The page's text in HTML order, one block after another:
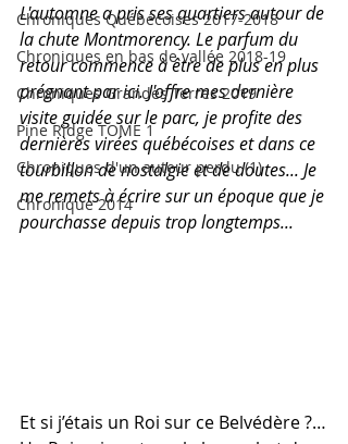
Chroniques Québécoises 2017-2018
Chroniques en bas de vallée 2018-19
Chroniques Grandes Terres 2019
Pine Ridge TOME 1
Chroniques d'un auteur perdu (1)
Chronique 2014
L'automne a pris ses quartiers autour de
la chute Montmorency. Le parfum du
retour commence à être de plus en plus
prégnant par ici. J'offre mes dernière
visite guidée sur le parc, je profite des
dernières virées québécoises et dans ce
tourbillon de nostalgie et de doutes... Je
me remets à écrire sur un époque que je
pourchasse depuis trop longtemps...
Et si j’étais un Roi sur ce Belvédère ?…